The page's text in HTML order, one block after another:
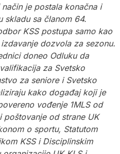
je postala konačna i
skladu sa članom 64.
KSS postupa samo kao
dozvola za sezonu.
doneo Odluku da
za Svetsko
za seniore i Svetsko
kako događaj koji je
vođenje 1MLS od
poštovanje od strane UK
o sportu, Statutom
KSS i Disciplinskim